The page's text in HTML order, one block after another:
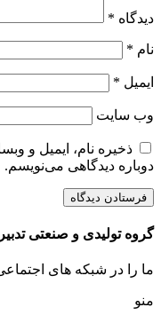
دیدگاه *
نام *
ایمیل *
وب‌ سایت
ذخیره نام، ایمیل و
دوباره دیدگاهی می‌نویسم.
گروه تولیدی و صنعتی
ما را در شبکه های
منو